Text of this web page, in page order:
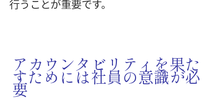
行うことが重要です。
アカウンタビリティを果た
すためには社員の意識が必
要